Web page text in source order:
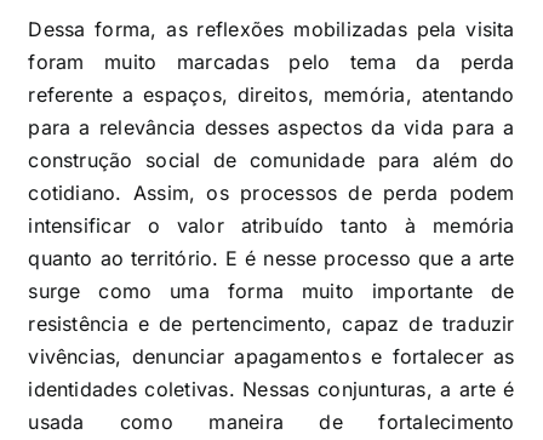
Dessa forma, as reflexões mobilizadas pela visita
foram muito marcadas pelo tema da perda
referente a espaços, direitos, memória, atentando
para a relevância desses aspectos da vida para a
construção social de comunidade para além do
cotidiano. Assim, os processos de perda podem
intensificar o valor atribuído tanto à memória
quanto ao território. E é nesse processo que a arte
surge como uma forma muito importante de
resistência e de pertencimento, capaz de traduzir
vivências, denunciar apagamentos e fortalecer as
identidades coletivas. Nessas conjunturas, a arte é
usada como maneira de fortalecimento